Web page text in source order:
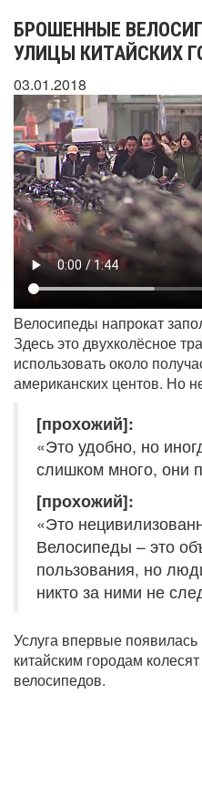
БРОШЕННЫЕ
УЛИЦЫ КИТАЙСКИХ
03.01.2018
Велосипеды напрокат
Здесь это двухколёсное
использовать около
американских центов. Но
[прохожий]:
«Это удобно, но
слишком много, они
[прохожий]:
«Это
Велосипеды – это
пользования, но
никто за ними не
Услуга впервые
китайским городам
велосипедов.